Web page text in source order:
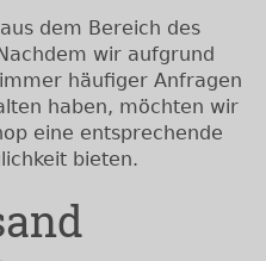
dem Bereich des
wir aufgrund
häufiger Anfragen
haben, möchten wir
eine entsprechende
bieten.